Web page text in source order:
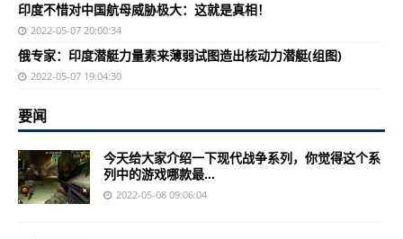
印度不惜对中国航母威胁极大：这就是真相！
2022-05-07 20:00:34
俄专家：印度潜艇力量素来薄弱试图造出核动力潜艇(组图)
2022-05-07 19:04:30
要闻
今天给大家介绍一下现代战争系列，你觉得这个系
列中的游戏哪款最...
2022-05-08 09:06:04